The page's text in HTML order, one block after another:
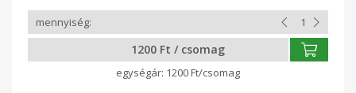
1200 Ft / csomag
1200 Ft/csomag